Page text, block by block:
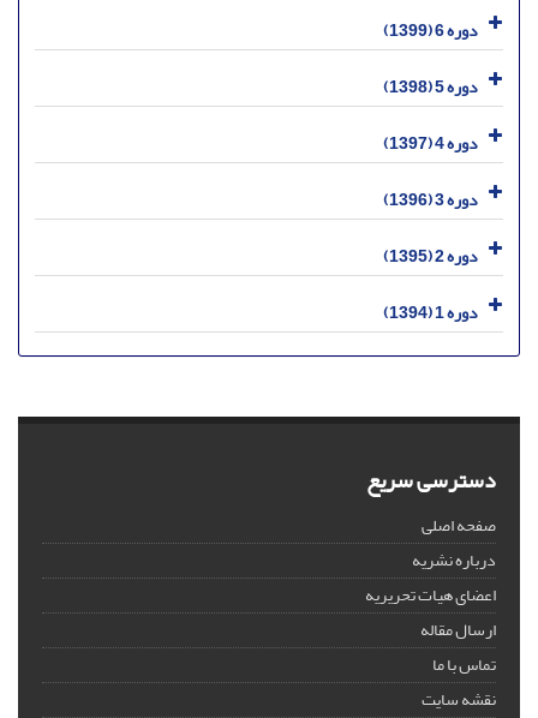
دوره 6 (1399)
دوره 5 (1398)
دوره 4 (1397)
دوره 3 (1396)
دوره 2 (1395)
دوره 1 (1394)
دسترسی سریع
صفحه اصلی
درباره نشریه
اعضای هیات تحریریه
ارسال مقاله
تماس با ما
نقشه سایت